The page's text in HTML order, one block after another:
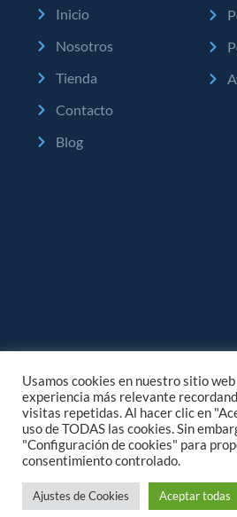
Inicio
Nosotros
Tienda
Contacto
Blog
Copyright © 2025
Usamos cookies en nuestro sitio
experiencia más relevante
visitas repetidas. Al hacer clic en
uso de TODAS las cookies. Sin
"Configuración de cookies" para
consentimiento controlado.
Ajustes de Cookies Aceptar todas